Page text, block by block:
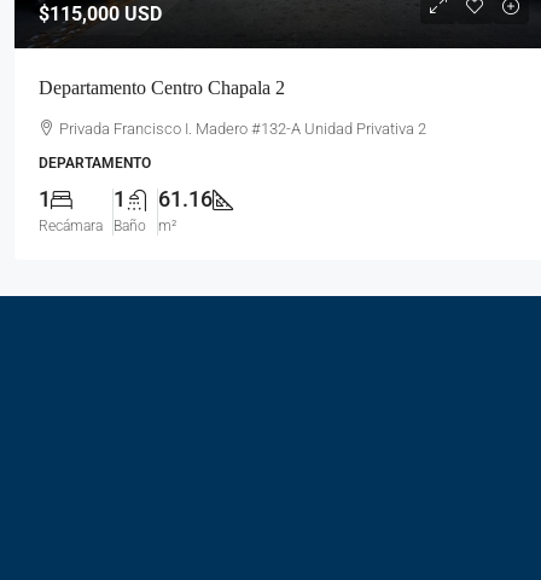
$115,000 USD
Departamento Centro Chapala 2
Privada Francisco I. Madero #132-A Unidad Privativa 2
DEPARTAMENTO
1
Recámara
1
Baño
61.16
m²